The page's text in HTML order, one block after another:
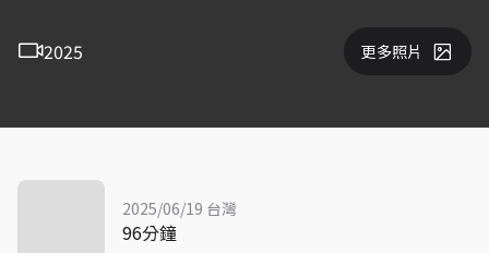
2025 更多照片
2025/06/19 台灣
96分鐘